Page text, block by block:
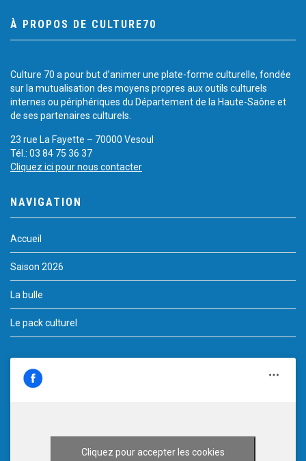
À PROPOS DE CULTURE70
Culture 70 a pour but d’animer une plate-forme culturelle, fondée
sur la mutualisation des moyens propres aux outils culturels
internes ou périphériques du Département de la Haute-Saône et
de ses partenaires culturels.
23 rue La Fayette – 70000 Vesoul
Tél.: 03 84 75 36 37
Cliquez ici pour nous contacter
NAVIGATION
Accueil
Saison 2026
La bulle
Le pack culturel
Cliquez pour accepter les cookies